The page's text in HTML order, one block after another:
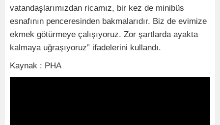
vatandaşlarımızdan ricamız, bir kez de minibüs
esnafının penceresinden bakmalarıdır. Biz de evimize
ekmek götürmeye çalışıyoruz. Zor şartlarda ayakta
kalmaya uğraşıyoruz” ifadelerini kullandı.
Kaynak : PHA